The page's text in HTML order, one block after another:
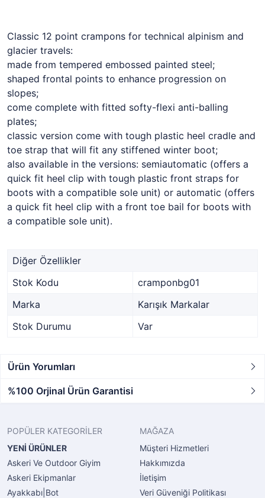
Classic 12 point crampons for technical alpinism and
glacier travels:
made from tempered embossed painted steel;
shaped frontal points to enhance progression on
slopes;
come complete with fitted softy-flexi anti-balling
plates;
classic version come with tough plastic heel cradle and
toe strap that will fit any stiffened winter boot;
also available in the versions: semiautomatic (offers a
quick fit heel clip with tough plastic front straps for
boots with a compatible sole unit) or automatic (offers
a quick fit heel clip with a front toe bail for boots with
a compatible sole unit).
Diğer Özellikler
Stok Kodu
cramponbg01
Marka
Karışık Markalar
Stok Durumu
Var
Ürün Yorumları
%100 Orjinal Ürün Garantisi
POPÜLER KATEGORİLER
YENİ ÜRÜNLER
Askeri Ve Outdoor Giyim
Askeri Ekipmanlar
Ayakkabı|Bot
MAĞAZA
Müşteri Hizmetleri
Hakkımızda
İletişim
Veri Güveniği Politikası